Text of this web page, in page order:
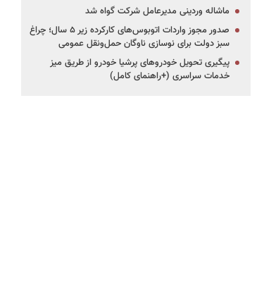
ماشاله وردینی مدیرعامل شرکت گواه شد
صدور مجوز واردات اتوبوس‌های کارکرده زیر ۵ سال؛ چراغ
سبز دولت برای نوسازی ناوگان حمل‌ونقل عمومی
پیگیری تحویل خودروهای پرشیا خودرو از طریق میز
خدمات سراسری (+راهنمای کامل)